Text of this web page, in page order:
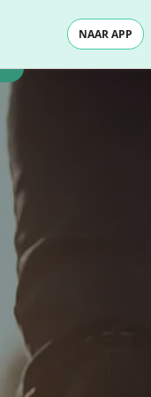
NAAR APP